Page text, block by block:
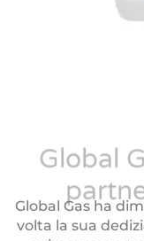
Global
Global Gas ha
volta la sua